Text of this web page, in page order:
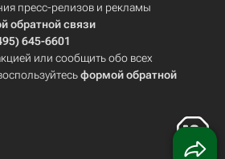
пресс-релизов и рекламы
обратной связи
645-6601
или сообщить обо всех
формой обратной